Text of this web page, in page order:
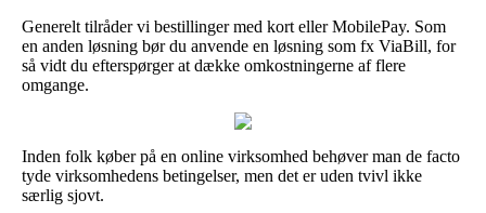
Generelt tilråder vi bestillinger med kort eller MobilePay. Som
en anden løsning bør du anvende en løsning som fx ViaBill, for
så vidt du efterspørger at dække omkostningerne af flere
omgange.
Inden folk køber på en online virksomhed behøver man de facto
tyde virksomhedens betingelser, men det er uden tvivl ikke
særlig sjovt.